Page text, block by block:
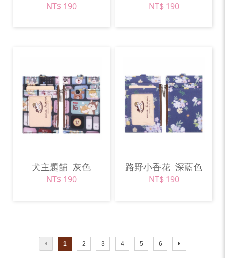
NT$ 190 NT$ 190
犬主題舖 灰色
NT$ 190
路野小香花 深藍色
NT$ 190
1 2 3 4 5 6